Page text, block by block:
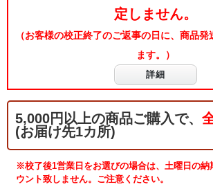
定しません。
（お客様の校正終了のご返事の日に、商品
ます。）
詳細
5,000円以上の商品ご購入で、
(お届け先1カ所)
※校了後1営業日をお選びの場合は、土曜日の納
ウント致しません。ご注意ください。